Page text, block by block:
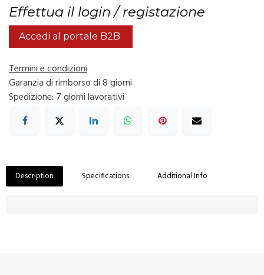
Effettua il login / registazione
Accedi al portale B2B
Termini e condizioni
Garanzia di rimborso di 8 giorni
Spedizione: 7 giorni lavorativi
Description Specifications Additional Info